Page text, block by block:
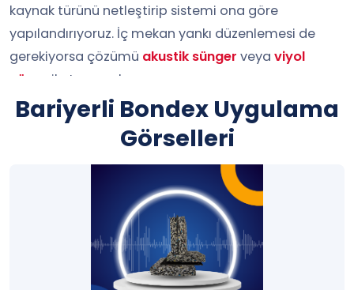
kaynak türünü netleştirip sistemi ona göre
yapılandırıyoruz. İç mekan yankı düzenlemesi de
gerekiyorsa çözümü akustik sünger veya viyol
yüzey
ile tamamlıyoruz.
Bariyerli Bondex Sünger
Katman Yapısı
İki Bondex Katmanı Arasında Ağır Ses
İki bondex katmanı arasına yerleştirilen ağır
bariyer, ses blokaj süngeri etkisini belirgin şekilde
artırır. Bu kurgu, yalnızca darbe değil hava doğuşlu
Bariyerli Bondex Uygulama
Görselleri